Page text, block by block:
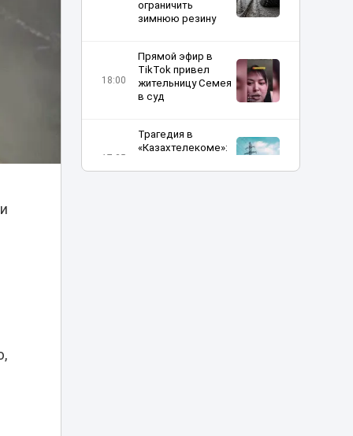
ограничить
зимнюю резину
18:00
Прямой эфир в
TikTok привел
жительницу Семея
в суд
17:35
Трагедия в
«Казахтелекоме»:
погибли на работе